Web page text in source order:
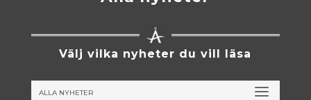
Välj vilka nyheter du vill läsa
ALLA NYHETER